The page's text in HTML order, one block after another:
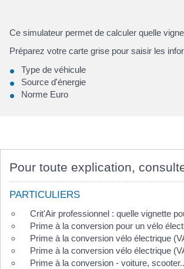
Ce simulateur permet de calculer quelle
Préparez votre carte grise pour saisir les
Type de véhicule
Source d'énergie
Norme Euro
Pour toute explication,
PARTICULIERS
Crit'Air professionnel : quelle vignette
Prime à la conversion pour un vélo
Prime à la conversion vélo électrique
Prime à la conversion vélo électrique
Prime à la conversion - voiture,